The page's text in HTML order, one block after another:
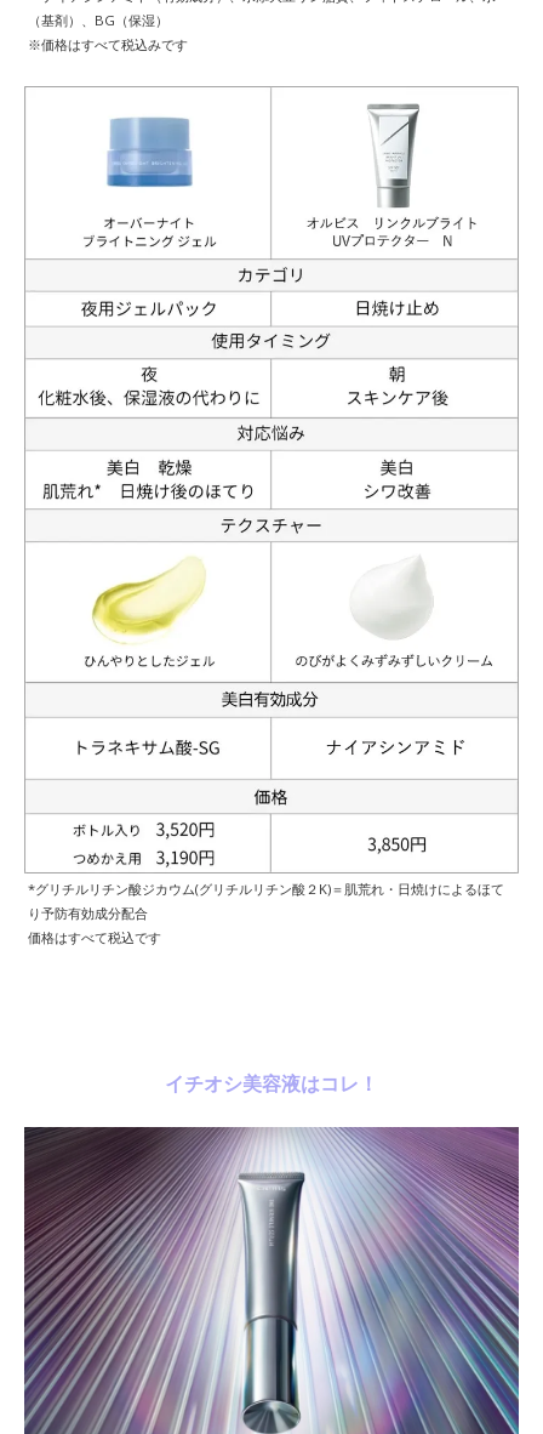
（基剤）、BG（保湿）
※価格はすべて税込みです
*グリチルリチン酸ジカウム(グリチルリチン酸２K)＝肌荒れ・日焼けによるほて
り予防有効成分配合
価格はすべて税込です
イチオシ美容液はコレ！